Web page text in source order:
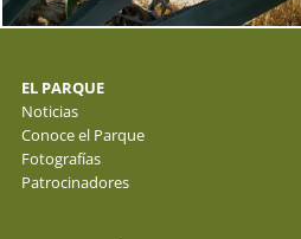
EL PARQUE
Noticias
Conoce el Parque
Fotografías
Patrocinadores